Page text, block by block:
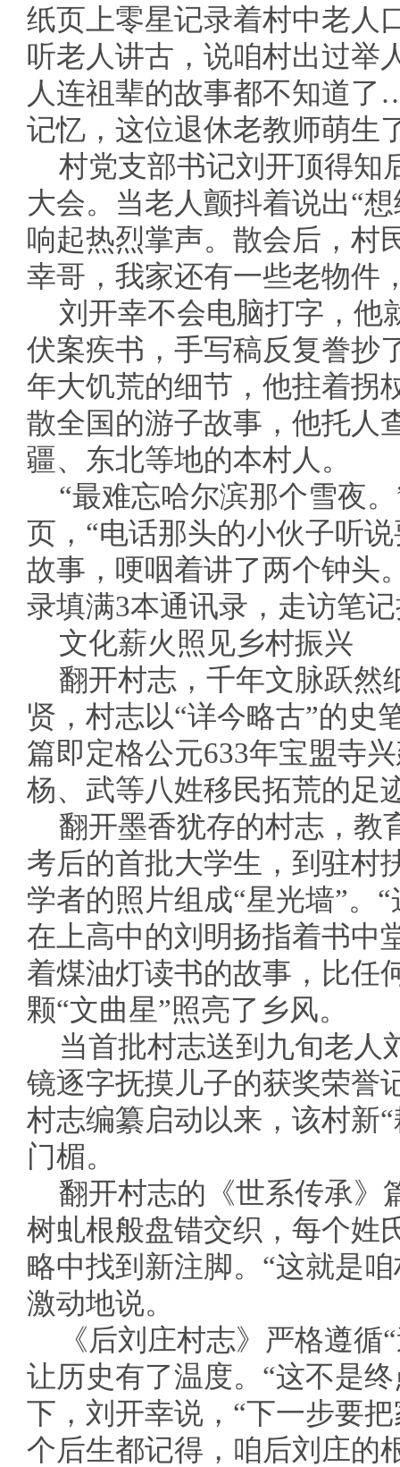
纸页上零星记录着村中老人
听老人讲古，说咱村出过举
人连祖辈的故事都不知道
记忆，这位退休老教师萌生
村党支部书记刘开顶得知
大会。当老人颤抖着说出“
响起热烈掌声。散会后，村
幸哥，我家还有一些老物件
刘开幸不会电脑打字，他
伏案疾书，手写稿反复誊抄
年大饥荒的细节，他拄着拐
散全国的游子故事，他托人
疆、东北等地的本村人。
“最难忘哈尔滨那个雪夜
页，“电话那头的小伙子听
故事，哽咽着讲了两个钟头
录填满3本通讯录，走访笔
文化薪火照见乡村振兴
翻开村志，千年文脉跃然
贤，村志以“详今略古”的史
篇即定格公元633年宝盟寺
杨、武等八姓移民拓荒的足
翻开墨香犹存的村志，教
考后的首批大学生，到驻村
学者的照片组成“星光墙”。
在上高中的刘明扬指着书中
着煤油灯读书的故事，比任
颗“文曲星”照亮了乡风。
当首批村志送到九旬老人
镜逐字抚摸儿子的获奖荣誉
村志编纂启动以来，该村新
门楣。
翻开村志的《世系传承》
树虬根般盘错交织，每个姓
略中找到新注脚。“这就是
激动地说。
《后刘庄村志》严格遵
让历史有了温度。“这不是
下，刘开幸说，“下一步要
个后生都记得，咱后刘庄的